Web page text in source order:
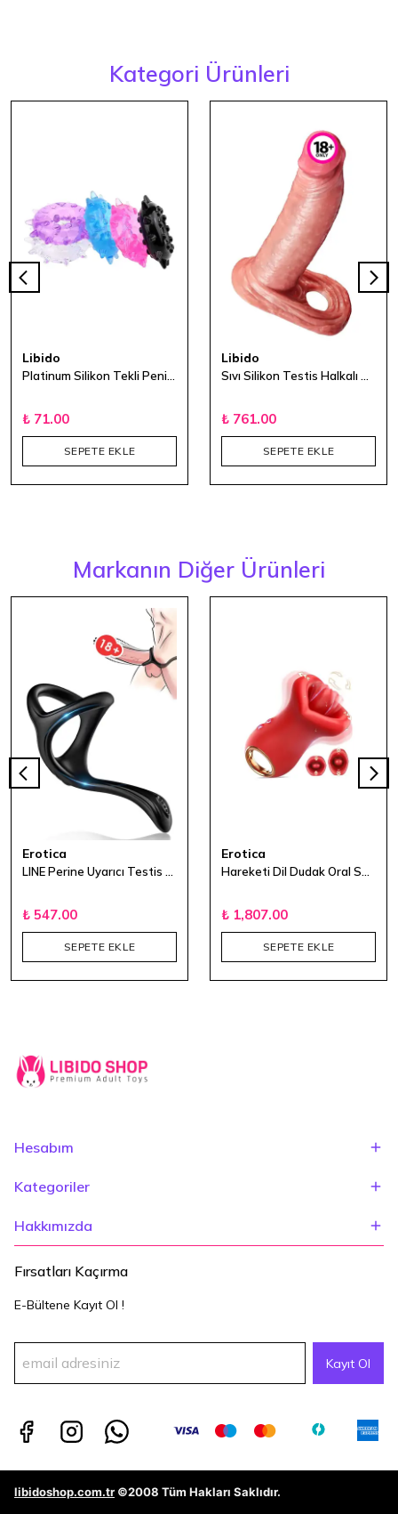
Kategori Ürünleri
Libido
₺ 71.00
SEPETE EKLE
Libido
₺ 761.00
SEPETE EKLE
Markanın Diğer Ürünleri
Erotica
₺ 547.00
SEPETE EKLE
Erotica
₺ 1,807.00
SEPETE EKLE
Hesabım
Kategoriler
Hakkımızda
Fırsatları Kaçırma
E-Bültene Kayıt Ol !
Kayıt Ol
libidoshop.com.tr ©2008 Tüm Hakları Saklıdır.